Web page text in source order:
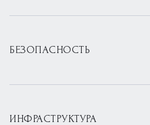
БЕЗОПАСНОСТЬ
ИНФРАСТРУКТУРА